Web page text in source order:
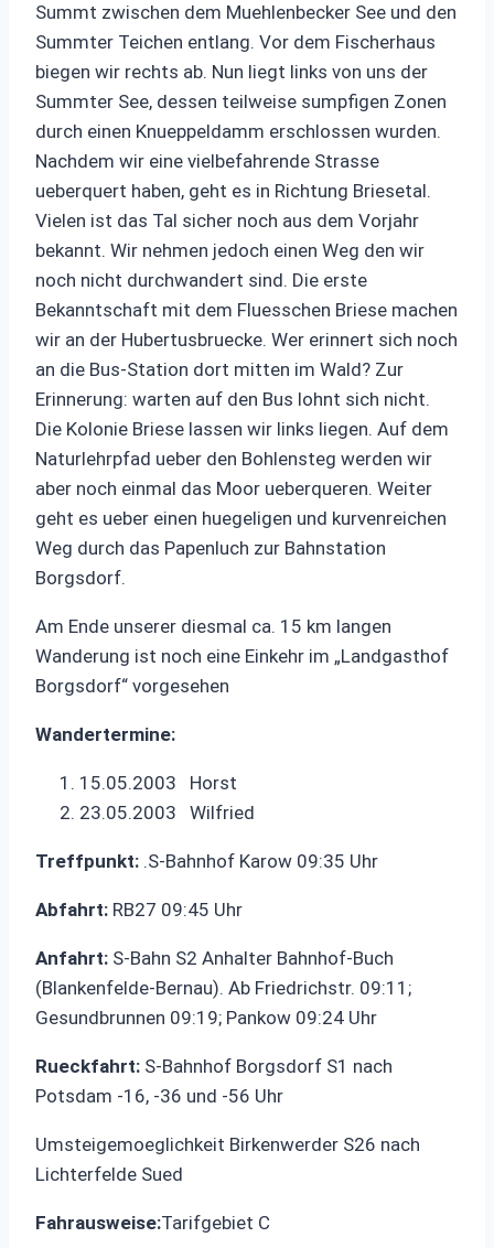
Summt zwischen dem Muehlenbecker See und den
Summter Teichen entlang. Vor dem Fischerhaus
biegen wir rechts ab. Nun liegt links von uns der
Summter See, dessen teilweise sumpfigen Zonen
durch einen Knueppeldamm erschlossen wurden.
Nachdem wir eine vielbefahrende Strasse
ueberquert haben, geht es in Richtung Briesetal.
Vielen ist das Tal sicher noch aus dem Vorjahr
bekannt. Wir nehmen jedoch einen Weg den wir
noch nicht durchwandert sind. Die erste
Bekanntschaft mit dem Fluesschen Briese machen
wir an der Hubertusbruecke. Wer erinnert sich noch
an die Bus-Station dort mitten im Wald? Zur
Erinnerung: warten auf den Bus lohnt sich nicht.
Die Kolonie Briese lassen wir links liegen. Auf dem
Naturlehrpfad ueber den Bohlensteg werden wir
aber noch einmal das Moor ueberqueren. Weiter
geht es ueber einen huegeligen und kurvenreichen
Weg durch das Papenluch zur Bahnstation
Borgsdorf.
Am Ende unserer diesmal ca. 15 km langen
Wanderung ist noch eine Einkehr im „Landgasthof
Borgsdorf“ vorgesehen
Wandertermine:
15.05.2003 Horst
23.05.2003 Wilfried
Treffpunkt: .S-Bahnhof Karow 09:35 Uhr
Abfahrt: RB27 09:45 Uhr
Anfahrt: S-Bahn S2 Anhalter Bahnhof-Buch
(Blankenfelde-Bernau). Ab Friedrichstr. 09:11;
Gesundbrunnen 09:19; Pankow 09:24 Uhr
Rueckfahrt: S-Bahnhof Borgsdorf S1 nach
Potsdam -16, -36 und -56 Uhr
Umsteigemoeglichkeit Birkenwerder S26 nach
Lichterfelde Sued
Fahrausweise:Tarifgebiet C